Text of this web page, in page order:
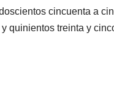
cincuenta a
quinientos treinta y